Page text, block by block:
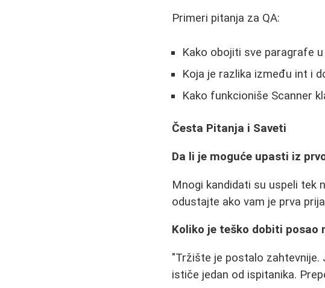
Primeri pitanja za QA:
Kako obojiti sve paragrafe
Koja je razlika između int i
Kako funkcioniše Scanner
Česta Pitanja i Saveti
Da li je moguće upasti iz
Mnogi kandidati su uspeli tek
odustajte ako vam je prva
Koliko je teško dobiti posao
"Tržište je postalo zahtevnije.
ističe jedan od ispitanika.